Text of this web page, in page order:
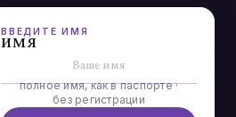
ВВЕДИТЕ ИМЯ
имя
полное имя, как в паспорте ·
без регистрации